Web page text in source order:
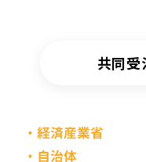
共同受